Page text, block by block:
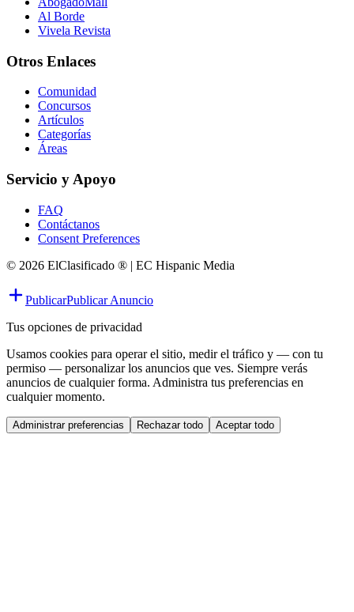
Al Borde
Vivela Revista
Otros Enlaces
Comunidad
Concursos
Artículos
Categorías
Áreas
Servicio y Apoyo
FAQ
Contáctanos
Consent Preferences
© 2026 ElClasificado ® | EC Hispanic Media
PublicarPublicar Anuncio
Tus opciones de privacidad
Usamos cookies para operar el sitio, medir el tráfico y — con tu
permiso — personalizar los anuncios que ves. Siempre verás
anuncios de cualquier forma. Administra tus preferencias en
cualquier momento.
Administrar preferencias Rechazar todo Aceptar todo